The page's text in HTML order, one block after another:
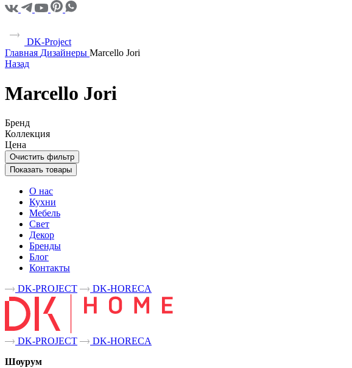
DK-Project
Главная Дизайнеры Marcello Jori
Назад
Marcello Jori
Бренд
Коллекция
Цена
Очистить фильтр
Показать товары
О нас
Кухни
Мебель
Свет
Декор
Бренды
Блог
Контакты
DK-PROJECT
DK-HORECA
DK-PROJECT
DK-HORECA
Шоурум